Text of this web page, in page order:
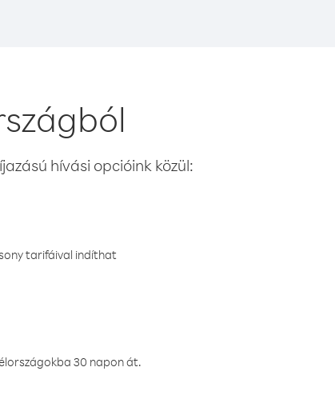
hívási opcióink közül:
tarifáival indíthat
30 napon át.